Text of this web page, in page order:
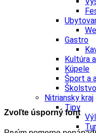
Gastro
Kultúra
Kúpele
Šport a
Školstvo
Nitriansky kraj
Tipy
Zvoľte úsporný font